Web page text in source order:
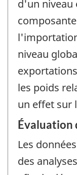
d'un niveau
niveau
les poids
un effet sur
Évaluation
Les
des